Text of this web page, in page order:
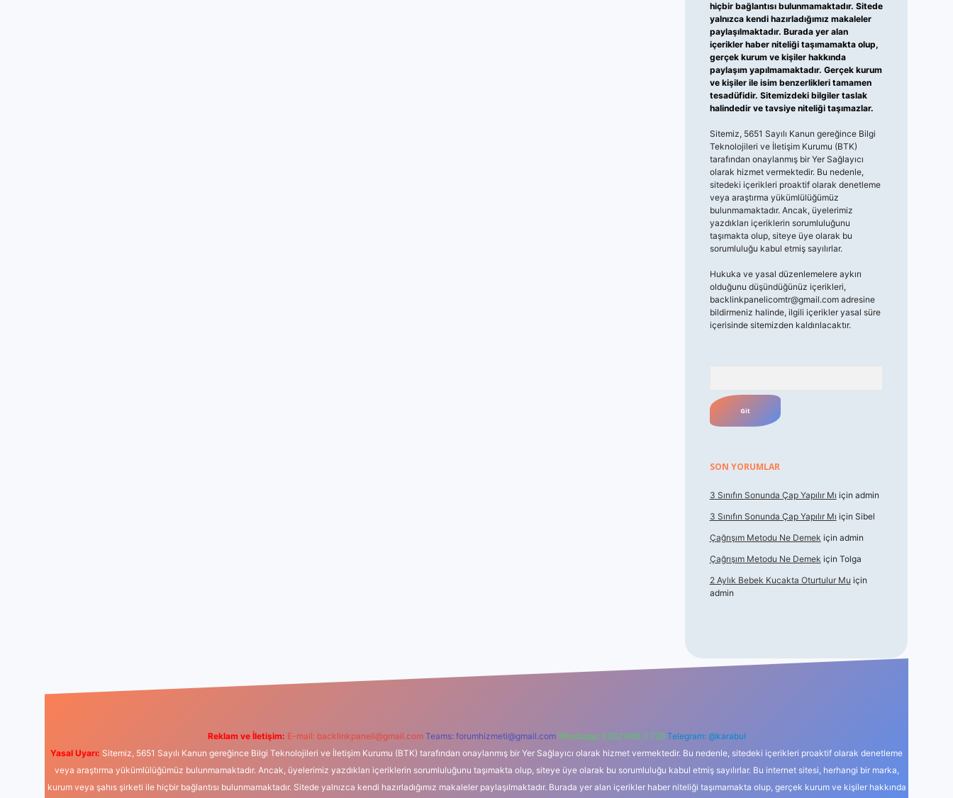
hiçbir bağlantısı bulunmamaktadır. Sitede
yalnızca kendi hazırladığımız makaleler
paylaşılmaktadır. Burada yer alan
içerikler haber niteliği taşımamakta olup,
gerçek kurum ve kişiler hakkında
paylaşım yapılmamaktadır. Gerçek kurum
ve kişiler ile isim benzerlikleri tamamen
tesadüfidir. Sitemizdeki bilgiler taslak
halindedir ve tavsiye niteliği taşımazlar.
Sitemiz, 5651 Sayılı Kanun gereğince Bilgi
Teknolojileri ve İletişim Kurumu (BTK)
tarafından onaylanmış bir Yer Sağlayıcı
olarak hizmet vermektedir. Bu nedenle,
sitedeki içerikleri proaktif olarak denetleme
veya araştırma yükümlülüğümüz
bulunmamaktadır. Ancak, üyelerimiz
yazdıkları içeriklerin sorumluluğunu
taşımakta olup, siteye üye olarak bu
sorumluluğu kabul etmiş sayılırlar.
Hukuka ve yasal düzenlemelere aykırı
olduğunu düşündüğünüz içerikleri,
backlinkpanelicomtr@gmail.comadresine
bildirmeniz halinde, ilgili içerikler yasal süre
içerisinde sitemizden kaldırılacaktır.
SON YORUMLAR
3 Sınıfın Sonunda Çap Yapılır Mı için admin
3 Sınıfın Sonunda Çap Yapılır Mı için Sibel
Çağrışım Metodu Ne Demek için admin
Çağrışım Metodu Ne Demek için Tolga
2 Aylık Bebek Kucakta Oturtulur Mu için
admin
Reklam ve İletişim: E-mail: backlinkpaneli@gmail.com Teams: forumhizmeti@gmail.com Whatsapp: 0262 606 0 726 Telegram: @karabul
Yasal Uyarı: Sitemiz, 5651 Sayılı Kanun gereğince Bilgi Teknolojileri ve İletişim Kurumu (BTK) tarafından onaylanmış bir Yer Sağlayıcı olarak hizmet vermektedir. Bu nedenle, sitedeki içerikleri proaktif olarak denetleme
veya araştırma yükümlülüğümüz bulunmamaktadır. Ancak, üyelerimiz yazdıkları içeriklerin sorumluluğunu taşımakta olup, siteye üye olarak bu sorumluluğu kabul etmiş sayılırlar. Bu internet sitesi, herhangi bir marka,
kurum veya şahıs şirketi ile hiçbir bağlantısı bulunmamaktadır. Sitede yalnızca kendi hazırladığımız makaleler paylaşılmaktadır. Burada yer alan içerikler haber niteliği taşımamakta olup, gerçek kurum ve kişiler hakkında